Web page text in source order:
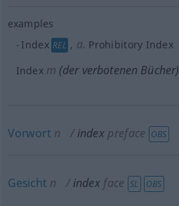
examples
Index REL , a. Prohibitory Index
Indexm (der verbotenen Bücher)
Vorwort n index preface OBS
Gesicht n index face SL OBS